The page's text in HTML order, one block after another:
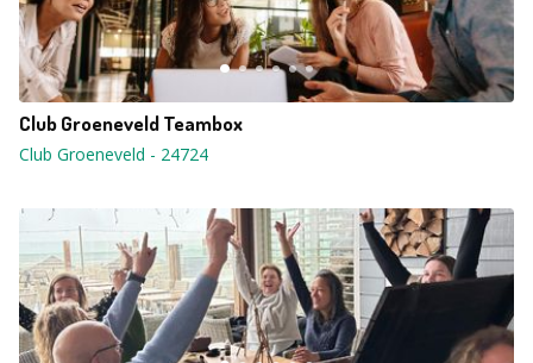
Club Groeneveld Teambox
Club Groeneveld - 24724